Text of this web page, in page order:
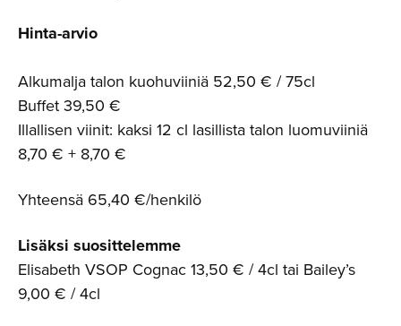
Hinta-arvio
Alkumalja talon kuohuviiniä 52,50 € / 75cl
Buffet 39,50 €
Illallisen viinit: kaksi 12 cl lasillista talon luomuviiniä
8,70 € + 8,70 €
Yhteensä 65,40 €/henkilö
Lisäksi suosittelemme
Elisabeth VSOP Cognac 13,50 € / 4cl tai Bailey’s
9,00 € / 4cl